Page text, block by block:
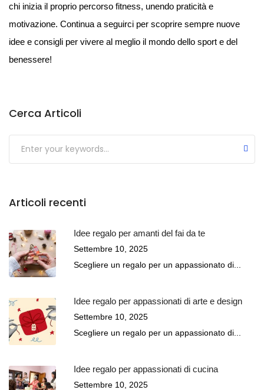
chi inizia il proprio percorso fitness, unendo praticità e
motivazione. Continua a seguirci per scoprire sempre nuove
idee e consigli per vivere al meglio il mondo dello sport e del
benessere!
Cerca Articoli
Submit
Articoli recenti
Idee regalo per amanti del fai da te
Settembre 10, 2025
Scegliere un regalo per un appassionato di...
Idee regalo per appassionati di arte e design
Settembre 10, 2025
Scegliere un regalo per un appassionato di...
Idee regalo per appassionati di cucina
Settembre 10, 2025